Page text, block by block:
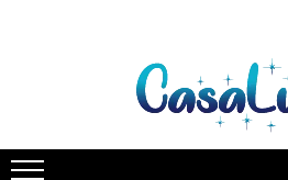
Toate Produsele
Gamma D'ORO Odorizant Cu
Betisoare 120 ml